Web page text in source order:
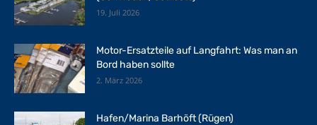
19. Juli 2026
Motor-Ersatzteile auf Langfahrt: Was man an
Bord haben sollte
2. März 2026
Hafen/Marina Barhöft (Rügen)